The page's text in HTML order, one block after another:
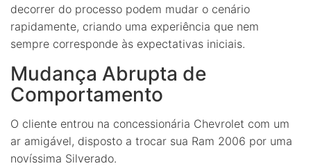
decorrer do processo podem mudar o cenário
rapidamente, criando uma experiência que nem
sempre corresponde às expectativas iniciais.
Mudança Abrupta de
Comportamento
O cliente entrou na concessionária Chevrolet com um
ar amigável, disposto a trocar sua Ram 2006 por uma
novíssima Silverado.